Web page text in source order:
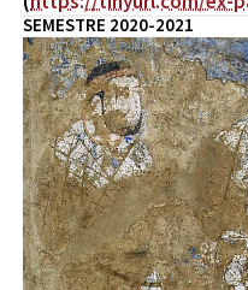
SEMESTRE 2020-2021